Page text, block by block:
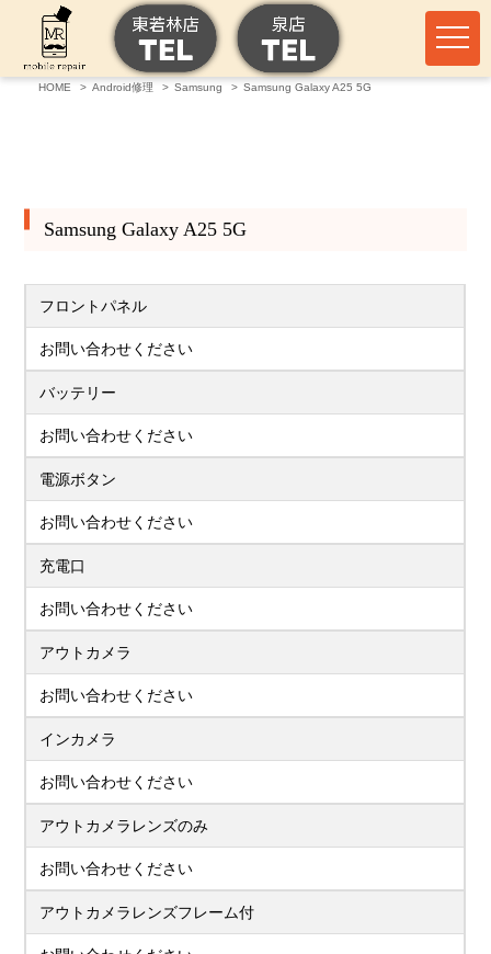
HOME Android修理 Samsung Samsung Galaxy A25 5G
Samsung Galaxy A25 5G
フロントパネル
お問い合わせください
バッテリー
お問い合わせください
電源ボタン
お問い合わせください
充電口
お問い合わせください
アウトカメラ
お問い合わせください
インカメラ
お問い合わせください
アウトカメラレンズのみ
お問い合わせください
アウトカメラレンズフレーム付